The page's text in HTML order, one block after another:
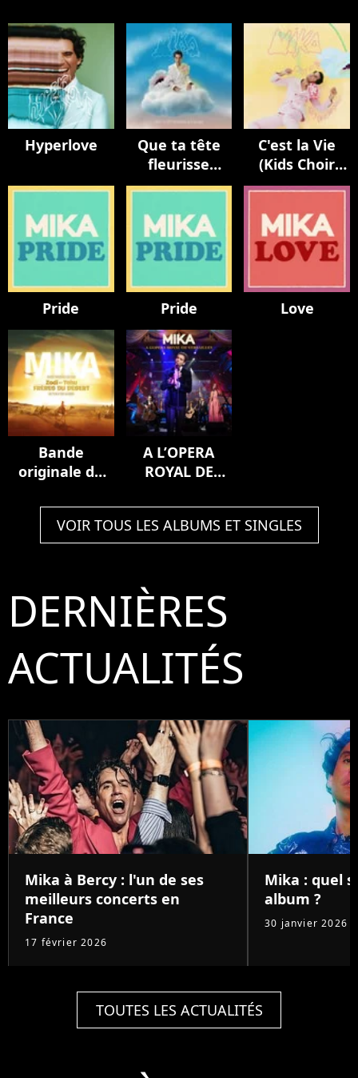
Hyperlove
Que ta tête
fleurisse
toujours
C'est la Vie
(Kids Choir
Version / avec
Populaire)
Pride Pride Love
Bande
originale du
Téhu, frères
du désert
A L’OPERA
ROYAL DE
(Live)
VOIR TOUS LES ALBUMS ET SINGLES
DERNIÈRES
ACTUALITÉS
Mika à Bercy : l'un de ses
meilleurs concerts en
France
17 février 2026
Mika : quel
album ?
30 janvier 2026
TOUTES LES ACTUALITÉS